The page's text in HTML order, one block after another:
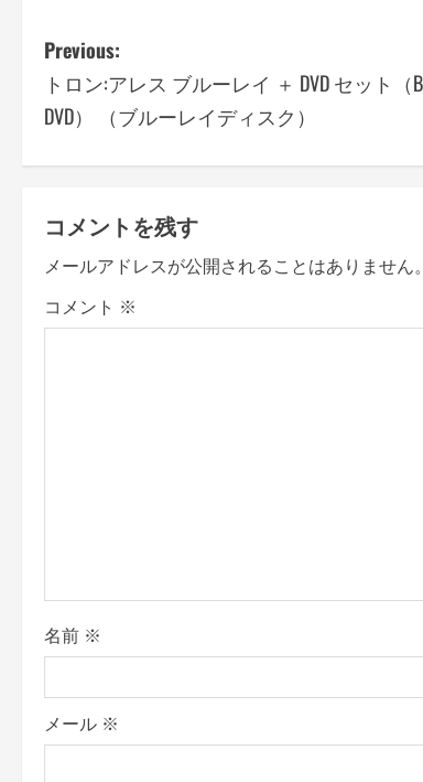
P
o
n
a
v
o
n
Previous:
トロン:アレス ブルーレイ ＋ DVD セット（
DVD） （ブルーレイディスク）
コメントを残す
メールアドレスが公開されることはありません。
コメント ※
名前 ※
メール ※